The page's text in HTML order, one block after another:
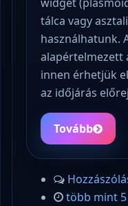
tálca vagy
használhatunk.
alapértelmezett
innen érhetjük
az időjárás
Tovább
több mint